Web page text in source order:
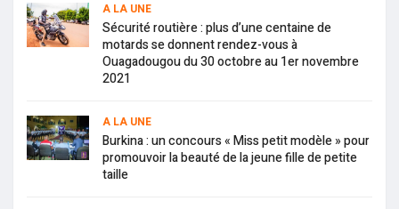
A LA UNE
Sécurité routière : plus d’une centaine de
motards se donnent rendez-vous à
Ouagadougou du 30 octobre au 1er novembre
2021
A LA UNE
Burkina : un concours « Miss petit modèle » pour
promouvoir la beauté de la jeune fille de petite
taille